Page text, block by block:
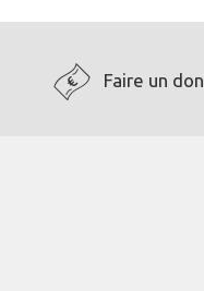
Faire un don